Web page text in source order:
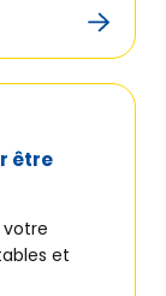
être
votre
et